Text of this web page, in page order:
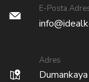
E-Posta
Adres